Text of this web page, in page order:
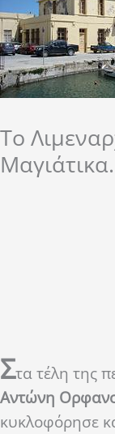
Το
Μαγιάτικα.
Στα τέλη της
Αντώνη
κυκλοφόρησε